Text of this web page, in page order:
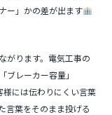
ー」かの差が出ます
がります。電気工事の
レーカー容量」
様には伝わりにくい言葉
言葉をそのまま投げる